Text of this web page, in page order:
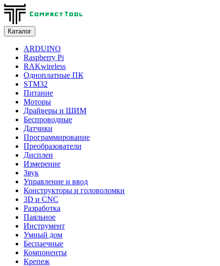
Каталог
ARDUINO
Raspberry Pi
RAKwireless
Одноплатные ПК
STM32
Питание
Моторы
Драйверы и ШИМ
Беспроводные
Датчики
Программирование
Преобразователи
Дисплеи
Измерение
Звук
Управление и ввод
Конструкторы и головоломки
3D и CNC
Разработка
Паяльное
Инструмент
Умный дом
Беспаечные
Компоненты
Крепеж